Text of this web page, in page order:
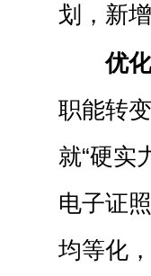
划，新
优
职能转
就“硬实
电子证
均等化